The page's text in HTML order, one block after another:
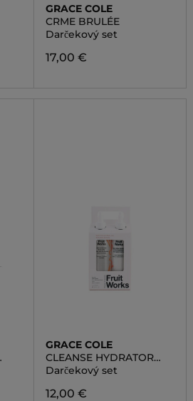
GRACE COLE
CRME BRULÉE
Darčekový set
17,00 €
GRACE COLE
CLEANSE HYDRATOR
DUO
Darčekový set
12,00 €